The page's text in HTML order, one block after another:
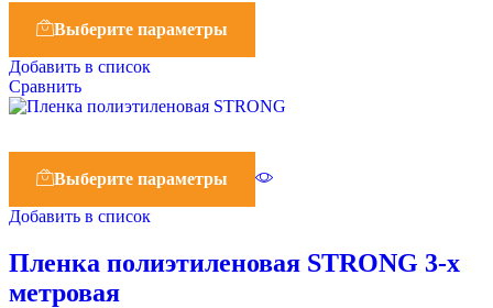
Выберите параметры
Добавить в список
Сравнить
Выберите параметры
Добавить в список
Пленка полиэтиленовая STRONG 3-х
метровая